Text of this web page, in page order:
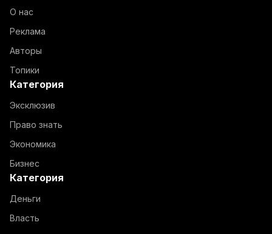
О нас
Реклама
Авторы
Топики
Категория
Эксклюзив
Право знать
Экономика
Бизнес
Категория
Деньги
Власть